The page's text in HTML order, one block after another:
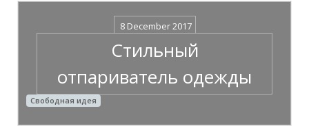
8 December 2017
Стильный
отпариватель одежды
Свободная идея